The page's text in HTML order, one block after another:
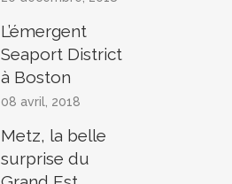
L’émergent
Seaport District
à Boston
08 avril, 2018
Metz, la belle
surprise du